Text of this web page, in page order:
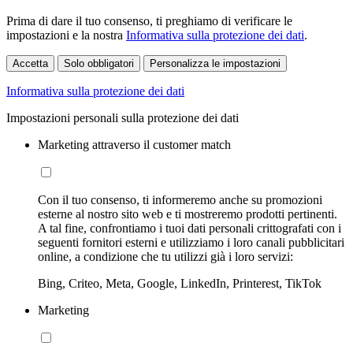
Prima di dare il tuo consenso, ti preghiamo di verificare le
impostazioni e la nostra Informativa sulla protezione dei dati.
Accetta Solo obbligatori Personalizza le impostazioni
Informativa sulla protezione dei dati
Impostazioni personali sulla protezione dei dati
Marketing attraverso il customer match
Con il tuo consenso, ti informeremo anche su promozioni
esterne al nostro sito web e ti mostreremo prodotti pertinenti.
A tal fine, confrontiamo i tuoi dati personali crittografati con i
seguenti fornitori esterni e utilizziamo i loro canali pubblicitari
online, a condizione che tu utilizzi già i loro servizi:
Bing, Criteo, Meta, Google, LinkedIn, Printerest, TikTok
Marketing